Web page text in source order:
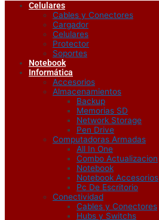
Celulares
Cables y Conectores
Cargador
Celulares
Protector
Soportes
Notebook
Informática
Accesorios
Almacenamientos
Backup
Memorias SD
Network Storage
Pen Drive
Computadoras Armadas
All In One
Combo Actualizacion
Notebook
Notebook Accesorios
Pc De Escritorio
Conectividad
Cables y Conectores
Hubs y Switchs